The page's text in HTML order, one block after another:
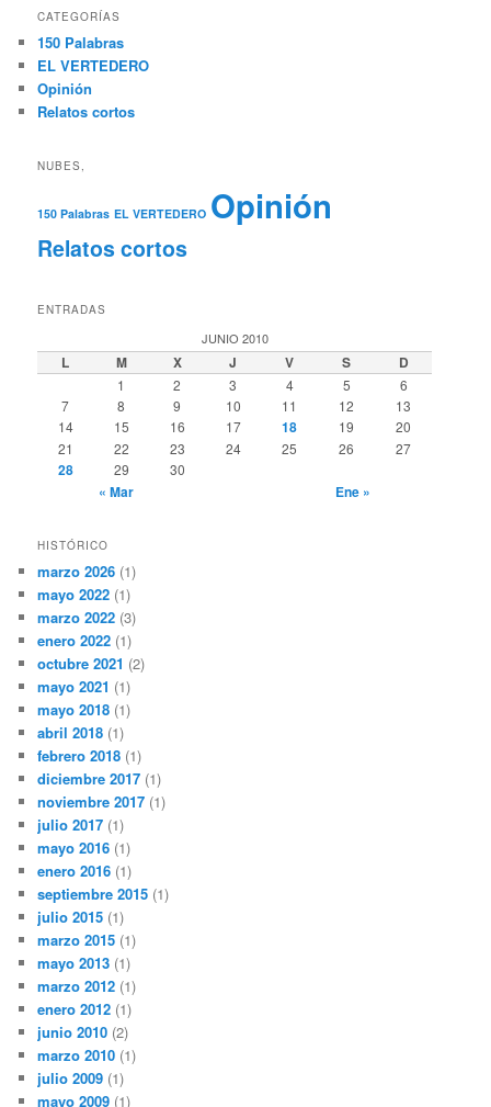
CATEGORÍAS
150 Palabras
EL VERTEDERO
Opinión
Relatos cortos
NUBES,
150 Palabras EL VERTEDERO Opinión
Relatos cortos
ENTRADAS
JUNIO 2010
L M X J V S D
1 2 3 4 5
6
7
8 9 10 11 12
13
14
15 16 17 18 19
20
21
22 23 24 25 26 27
28 29 30
« Mar Ene »
HISTÓRICO
marzo 2026 (1)
mayo 2022 (1)
marzo 2022 (3)
enero 2022 (1)
octubre 2021 (2)
mayo 2021 (1)
mayo 2018 (1)
abril 2018 (1)
febrero 2018 (1)
diciembre 2017 (1)
noviembre 2017 (1)
julio 2017 (1)
mayo 2016 (1)
enero 2016 (1)
septiembre 2015 (1)
julio 2015 (1)
marzo 2015 (1)
mayo 2013 (1)
marzo 2012 (1)
enero 2012 (1)
junio 2010 (2)
marzo 2010 (1)
julio 2009 (1)
mayo 2009 (1)